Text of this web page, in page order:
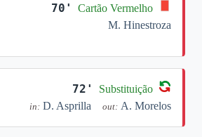
70'
Cartão Vermelho
M. Hinestroza
72' Substituição
in: D. Asprilla out: A. Morelos